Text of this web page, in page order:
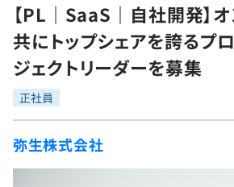
転職成功ガイド
転職エージェント
インタビュー
転職成功ガイド
求人検索
本選考
インターン
新卒エージェント
学習
問題集
4択課題
プログラミング言語
ゲーム・マンガ
Tech Team Journal
paizaとは？
【PL｜SaaS｜自社開発】
共にトップシェアを誇るプ
ジェクトリーダーを募集
正社員
弥生株式会社